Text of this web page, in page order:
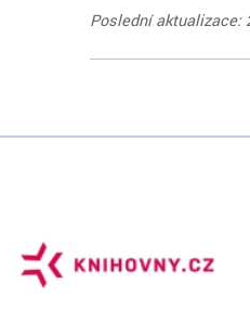
Poslední aktualizace: